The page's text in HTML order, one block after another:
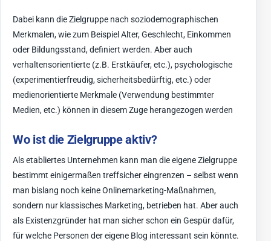
Dabei kann die Zielgruppe nach soziodemographischen
Merkmalen, wie zum Beispiel Alter, Geschlecht, Einkommen
oder Bildungsstand, definiert werden. Aber auch
verhaltensorientierte (z.B. Erstkäufer, etc.), psychologische
(experimentierfreudig, sicherheitsbedürftig, etc.) oder
medienorientierte Merkmale (Verwendung bestimmter
Medien, etc.) können in diesem Zuge herangezogen werden
Wo ist die Zielgruppe aktiv?
Als etabliertes Unternehmen kann man die eigene Zielgruppe
bestimmt einigermaßen treffsicher eingrenzen – selbst wenn
man bislang noch keine Onlinemarketing-Maßnahmen,
sondern nur klassisches Marketing, betrieben hat. Aber auch
als Existenzgründer hat man sicher schon ein Gespür dafür,
für welche Personen der eigene Blog interessant sein könnte.